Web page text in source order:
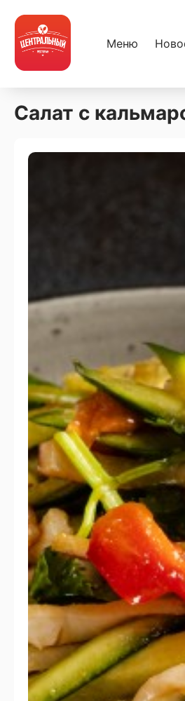
Меню
Салат с